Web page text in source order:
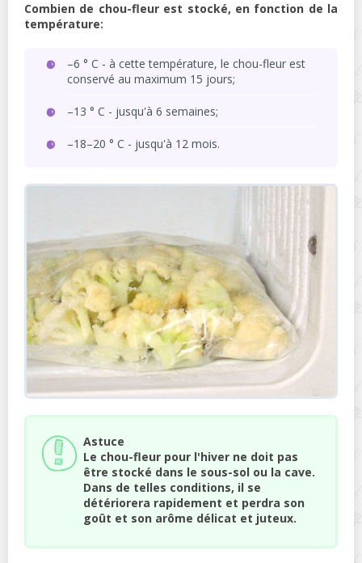
Combien de chou-fleur est stocké, en fonction de la
température:
–6 ° C - à cette température, le chou-fleur est
conservé au maximum 15 jours;
–13 ° C - jusqu'à 6 semaines;
–18–20 ° C - jusqu'à 12 mois.
Astuce
Le chou-fleur pour l'hiver ne doit pas
être stocké dans le sous-sol ou la cave.
Dans de telles conditions, il se
détériorera rapidement et perdra son
goût et son arôme délicat et juteux.